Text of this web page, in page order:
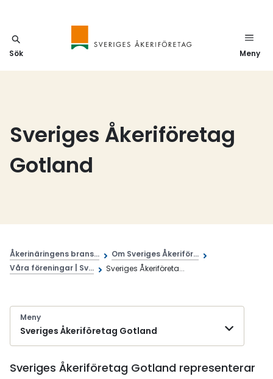
Sök Meny
Sveriges Åkeriföretag
Gotland
Åkerinäringens brans...
Om Sveriges Åkeriför...
Våra föreningar | Sv...
Sveriges Åkeriföreta...
Meny
Sveriges Åkeriföretag Gotland
Sveriges Åkeriföretag Gotland representerar